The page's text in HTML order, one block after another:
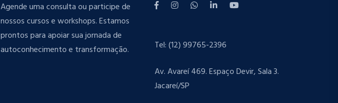
Agende uma consulta ou participe de
nossos cursos e workshops. Estamos
prontos para apoiar sua jornada de
autoconhecimento e transformação.
Tel: (12) 99765-2396
Av. Avareí 469. Espaço Devir, Sala 3.
Jacareí/SP